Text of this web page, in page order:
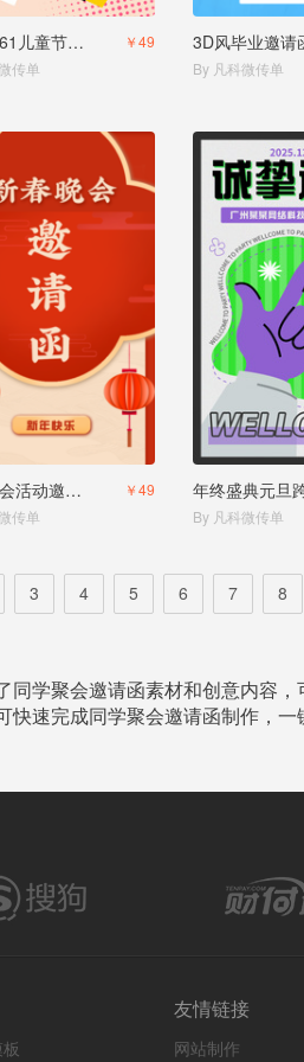
插画风61儿童节活动邀请
￥49
传单
3D风毕业邀请
By 凡科微传单
春节晚会活动邀请函
￥49
传单
By 凡科微传单
3 4 5 6 7 8
学聚会邀请函素材和创意内容
快速完成同学聚会邀请函制作，一
友情链接
网站制作